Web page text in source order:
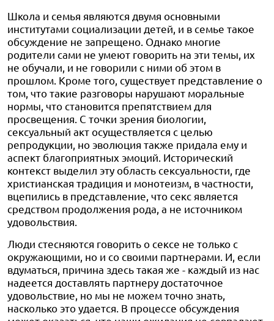
Школа и семья являются двумя основными
институтами социализации детей, и в семье такое
обсуждение не запрещено. Однако многие
родители сами не умеют говорить на эти темы, их
не обучали, и не говорили с ними об этом в
прошлом. Кроме того, существует представление о
том, что такие разговоры нарушают моральные
нормы, что становится препятствием для
просвещения. С точки зрения биологии,
сексуальный акт осуществляется с целью
репродукции, но эволюция также придала ему и
аспект благоприятных эмоций. Исторический
контекст выделил эту область сексуальности, где
христианская традиция и монотеизм, в частности,
вцепились в представление, что секс является
средством продолжения рода, а не источником
удовольствия.
Люди стесняются говорить о сексе не только с
окружающими, но и со своими партнерами. И, если
вдуматься, причина здесь такая же - каждый из нас
надеется доставлять партнеру достаточное
удовольствие, но мы не можем точно знать,
насколько это удается. В процессе обсуждения